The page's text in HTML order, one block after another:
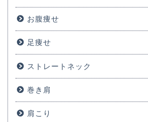
お腹痩せ
足痩せ
ストレートネック
巻き肩
肩こり